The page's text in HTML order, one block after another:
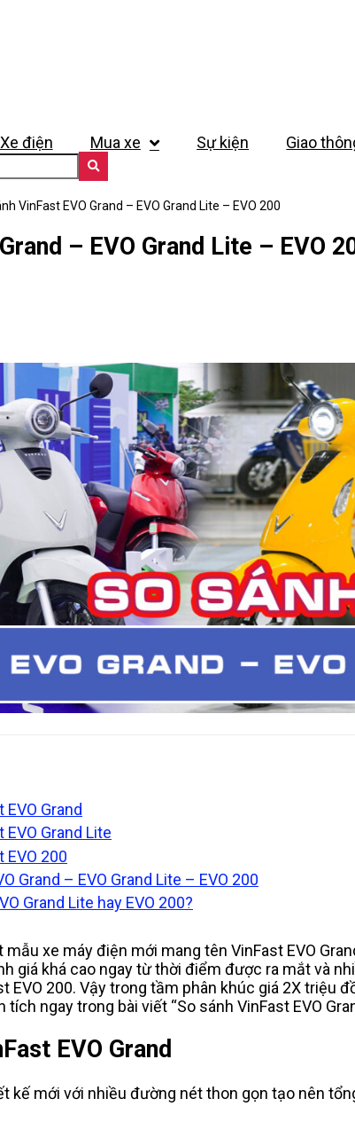
Xe điện Mua xe Sự kiện Giao
VinFast EVO Grand – EVO Grand Lite – EVO 200
– EVO Grand Lite – EVO
Grand
Grand Lite
200
Grand – EVO Grand Lite – EVO 200
Grand Lite hay EVO 200?
mẫu xe máy điện mới mang tên VinFast EVO
giá khá cao ngay từ thời điểm được ra mắt và
EVO 200. Vậy trong tầm phân khúc giá 2X triệu
tích ngay trong bài viết “So sánh VinFast EVO
EVO Grand
kế mới với nhiều đường nét thon gọn tạo nên